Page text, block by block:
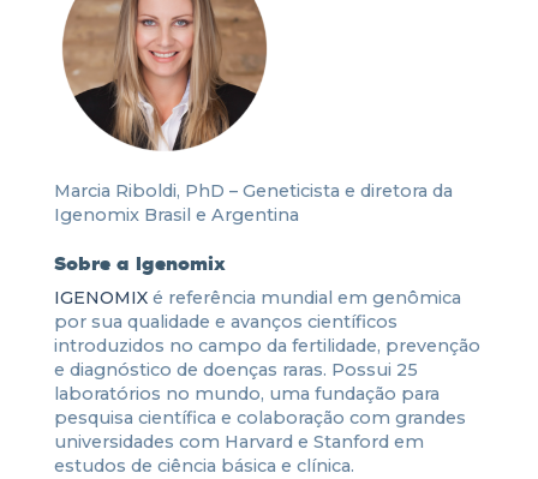
Marcia Riboldi, PhD – Geneticista e diretora da
Igenomix Brasil e Argentina
Sobre a Igenomix
IGENOMIX é referência mundial em genômica
por sua qualidade e avanços científicos
introduzidos no campo da fertilidade, prevenção
e diagnóstico de doenças raras. Possui 25
laboratórios no mundo, uma fundação para
pesquisa científica e colaboração com grandes
universidades com Harvard e Stanford em
estudos de ciência básica e clínica.